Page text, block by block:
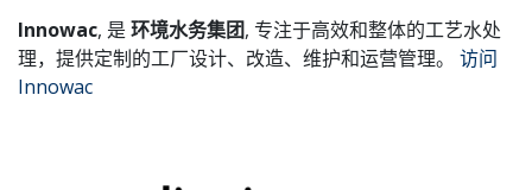
Innowac, 是 环境水务集团, 专注于高效和整体的工艺水处
理，提供定制的工厂设计、改造、维护和运营管理。 访问
Innowac